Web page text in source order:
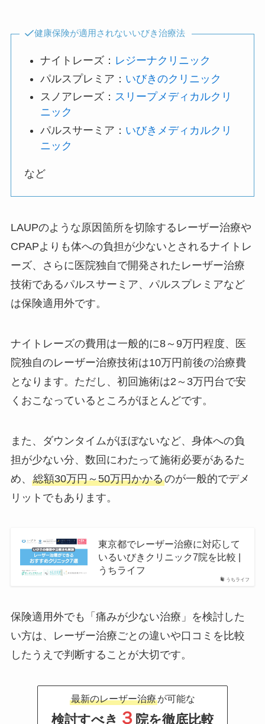
健康保険が適用されないいびき治療法
ナイトレーズ： レジーナクリニック
パルスプレミア： いびきのクリニック
スノアレーズ： スリープメディカルクリ
ニック
パルスサーミア： いびきメディカルクリ
ニック
など
LAUPのような原因箇所を切除するレーザー治療や
CPAPよりも体への負担が少ないとされるナイトレ
ーズ、さらに医院独自で開発されたレーザー治療
技術であるパルスサーミア、パルスプレミアなど
は保険適用外です。
ナイトレーズの費用は一般的に8～9万円程度、医
院独自のレーザー治療技術は10万円前後の治療費
となります。ただし、初回施術は2～3万円台で安
くおこなっているところがほとんどです。
また、ダウンタイムがほぼないなど、身体への負
担が少ない分、数回にわたって施術必要があるた
め、 総額30万円～50万円かかるのが一般的でデメ
リットでもあります。
うちライフ
東京都でレーザー治療に対応して
いるいびきクリニック7院を比較 |
うちライフ
保険適用外でも「痛みが少ない治療」を検討した
い方は、レーザー治療ごとの違いや口コミを比較
したうえで判断することが大切です。
最新のレーザー治療が可能な
検討すべき ３ 院を徹底比較